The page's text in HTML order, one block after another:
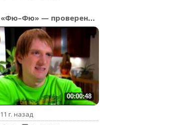
«Фю–Фю» — проверено вре...
00:00:48
11 г. назад